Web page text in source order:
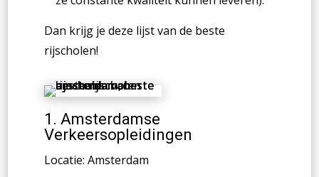
Dan krijg je deze lijst van de beste
rijscholen!
1. Amsterdamse
Verkeersopleidingen
Locatie: Amsterdam